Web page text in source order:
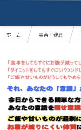
ホーム 美容・健康